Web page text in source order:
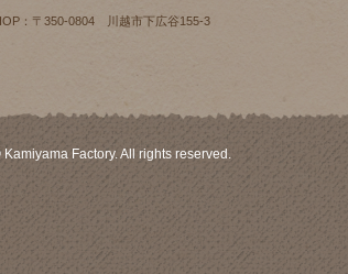
：〒350-0804 川越市下広谷155‐3
Factory. All rights reserved.